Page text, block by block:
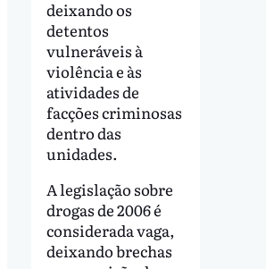
deixando os
detentos
vulneráveis à
violência e às
atividades de
facções criminosas
dentro das
unidades.
A legislação sobre
drogas de 2006 é
considerada vaga,
deixando brechas